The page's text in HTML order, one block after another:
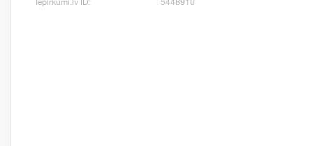
Iepirkumi.lv ID: 5448910